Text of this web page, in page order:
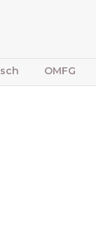
OMFG